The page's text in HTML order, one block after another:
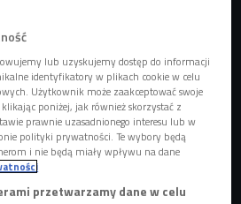
lub uzyskujemy dostęp do informacji
identyfikatory w plikach cookie w celu
Użytkownik może zaakceptować swoje
poniżej, jak również skorzystać z
prawnie uzasadnionego interesu lub w
polityki prywatności. Te wybory będą
i nie będą miały wpływu na dane
przetwarzamy dane w celu